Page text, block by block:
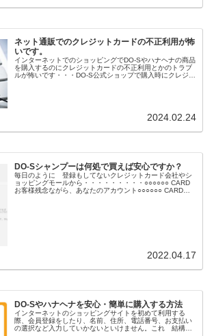
ネット通販でのクレジットカードの不正利用が怖
いです。
インターネットでのショッピングでDO-Sやハナヘナの商品
を購入するのにクレジットカードの不正利用とかのトラブ
ルが怖いです・・・DO-S公式ショップで購入時にクレジッ
2024.02.24
DO-Sシャンプーは何処で買えば安心ですか？
毎日のように 登録もしてないクレジットカード会社やシ
ョッピングモールから・・・・・・・・・○○○○○○ CARD
お客様残念ながら、あなたのアカウント○○○○○○ CARDを
2022.04.17
DO-Sやハナヘナを安心・簡単に購入する方法
インターネットのショッピングサイトを初めて利用する
際、会員登録をしたり、名前、住所、電話番号、お支払い
の選択など入力していかないといけません。これ 結構手